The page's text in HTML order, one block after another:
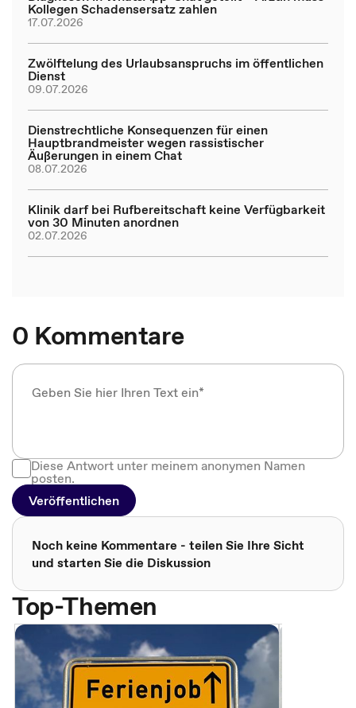
Kollegen Schadensersatz zahlen
17.07.2026
Zwölftelung des Urlaubsanspruchs im öffentlichen
Dienst
09.07.2026
Dienstrechtliche Konsequenzen für einen
Hauptbrandmeister wegen rassistischer
Äußerungen in einem Chat
08.07.2026
Klinik darf bei Rufbereitschaft keine Verfügbarkeit
von 30 Minuten anordnen
02.07.2026
0 Kommentare
Diese Antwort unter meinem anonymen Namen
posten.
Veröffentlichen
Noch keine Kommentare - teilen Sie Ihre Sicht
und starten Sie die Diskussion
Top-Themen